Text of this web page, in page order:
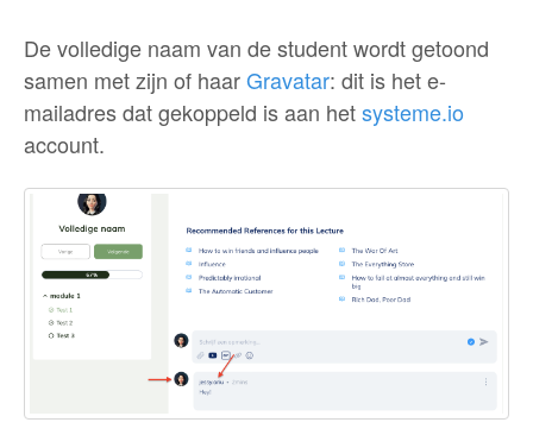
De volledige naam van de student wordt getoond
samen met zijn of haarGravatar: dit is het e-
mailadres dat gekoppeld is aan hetsysteme.io
account.